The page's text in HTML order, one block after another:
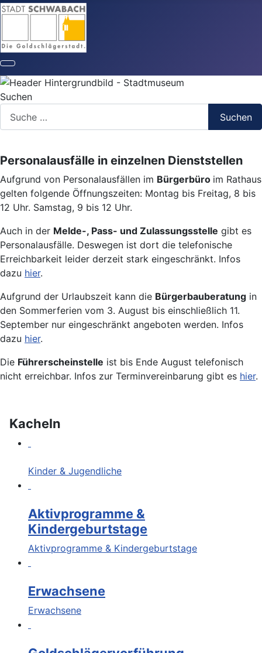
Suchen
Suchen
Personalausfälle in einzelnen Dienststellen
Aufgrund von Personalausfällen im Bürgerbüro im Rathaus
gelten folgende Öffnungszeiten: Montag bis Freitag, 8 bis
12 Uhr. Samstag, 9 bis 12 Uhr.
Auch in der Melde-, Pass- und Zulassungsstelle gibt es
Personalausfälle. Deswegen ist dort die telefonische
Erreichbarkeit leider derzeit stark eingeschränkt. Infos
dazu hier.
Aufgrund der Urlaubszeit kann die Bürgerbauberatung in
den Sommerferien vom 3. August bis einschließlich 11.
September nur eingeschränkt angeboten werden. Infos
dazu hier.
Die Führerscheinstelle ist bis Ende August telefonisch
nicht erreichbar. Infos zur Terminvereinbarung gibt es hier.
Kacheln
Kinder & Jugendliche
Aktivprogramme &
Kindergeburtstage
Aktivprogramme & Kindergeburtstage
Erwachsene
Erwachsene